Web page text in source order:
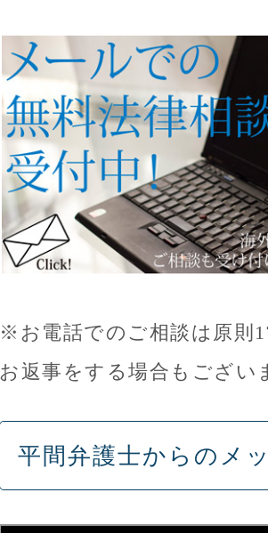
※お電話でのご相談は原則
お返事をする場合もござい
平間弁護士からのメ